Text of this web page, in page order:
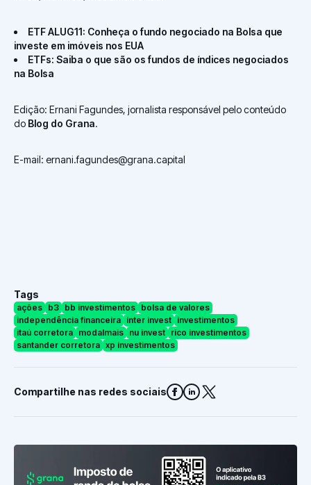
ETF ALUG11: Conheça o fundo negociado na Bolsa que
investe em imóveis nos EUA
ETFs: Saiba o que são os fundos de índices negociados
na Bolsa
Edição: Ernani Fagundes, jornalista responsável pelo conteúdo
do Blog do Grana.
E-mail: ernani.fagundes@grana.capital
Tags
ações b3 bb investimentos bolsa de valores
independência financeira inter invest investimentos
itaú corretora modalmais nu invest rico investimentos
santander corretora xp investimentos
Compartilhe nas redes sociais